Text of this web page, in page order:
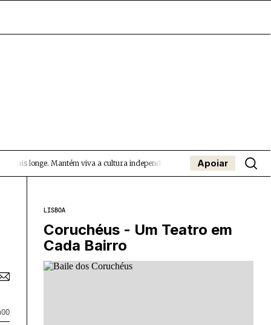
longe.Mantém viva a cultura independente — apoia o Coffeepaste e ajuda-
Apoiar
LISBOA
Coruchéus - Um Teatro em
Cada Bairro